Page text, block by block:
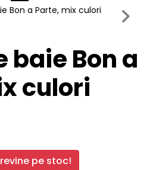
Next
baie Bon a
culori
pe stoc!